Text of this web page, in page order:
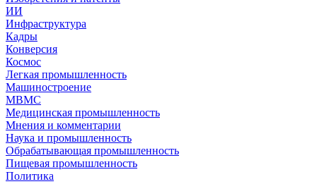
ИИ
Инфраструктура
Кадры
Конверсия
Космос
Легкая промышленность
Машиностроение
МВМС
Медицинская промышленность
Мнения и комментарии
Наука и промышленность
Обрабатывающая промышленность
Пищевая промышленность
Политика